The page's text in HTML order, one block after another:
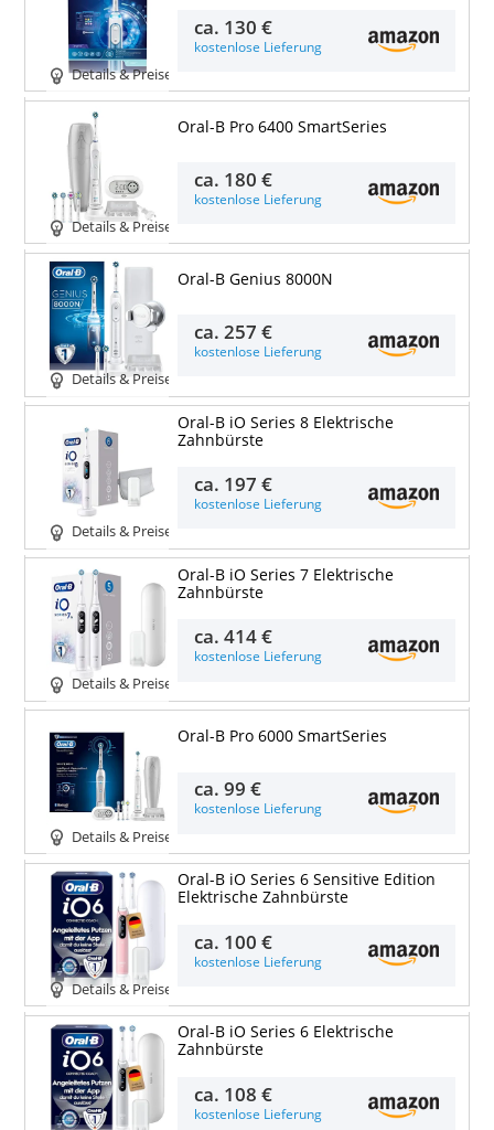
Details & Preise
ca. 130 €
kostenlose Lieferung
Details & Preise
Oral-B Pro 6400 SmartSeries
ca. 180 €
kostenlose Lieferung
Details & Preise
Oral-B Genius 8000N
ca.257 €
kostenlose Lieferung
Details & Preise
Oral-B iO Series 8 Elektrische
Zahnbürste
ca. 197 €
kostenlose Lieferung
Details & Preise
Oral-B iO Series 7 Elektrische
Zahnbürste
ca.414 €
kostenlose Lieferung
Details & Preise
Oral-B Pro 6000 SmartSeries
ca.99 €
kostenlose Lieferung
Details & Preise
Oral-B iO Series 6 Sensitive Edition
Elektrische Zahnbürste
ca. 100 €
kostenlose Lieferung
Oral-B iO Series 6 Elektrische
Zahnbürste
ca. 108 €
kostenlose Lieferung